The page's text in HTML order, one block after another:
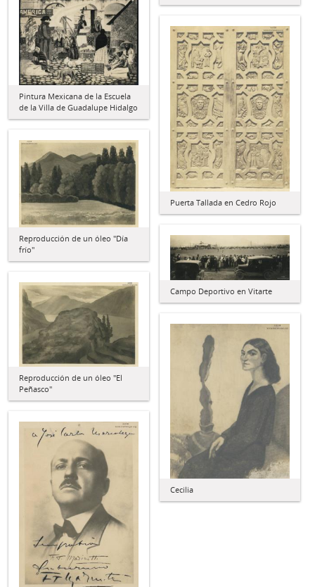
Pintura Mexicana de la Escuela
de la Villa de Guadalupe Hidalgo
Puerta Tallada en Cedro Rojo
Reproducción de un óleo "Día
frío"
Campo Deportivo en Vitarte
Reproducción de un óleo "El
Peñasco"
Cecilia